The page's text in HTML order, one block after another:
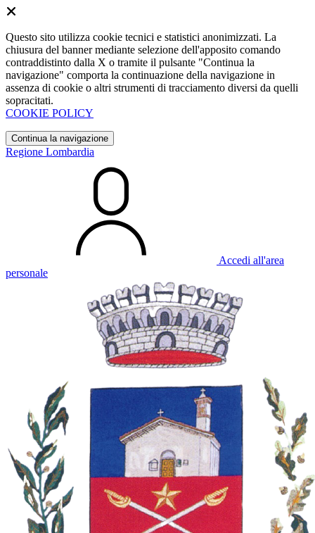
Questo sito utilizza cookie tecnici e statistici anonimizzati. La
chiusura del banner mediante selezione dell'apposito comando
contraddistinto dalla X o tramite il pulsante "Continua la
navigazione" comporta la continuazione della navigazione in
assenza di cookie o altri strumenti di tracciamento diversi da quelli
sopracitati.
COOKIE POLICY
Continua la navigazione
Regione Lombardia
Accedi all'area
personale